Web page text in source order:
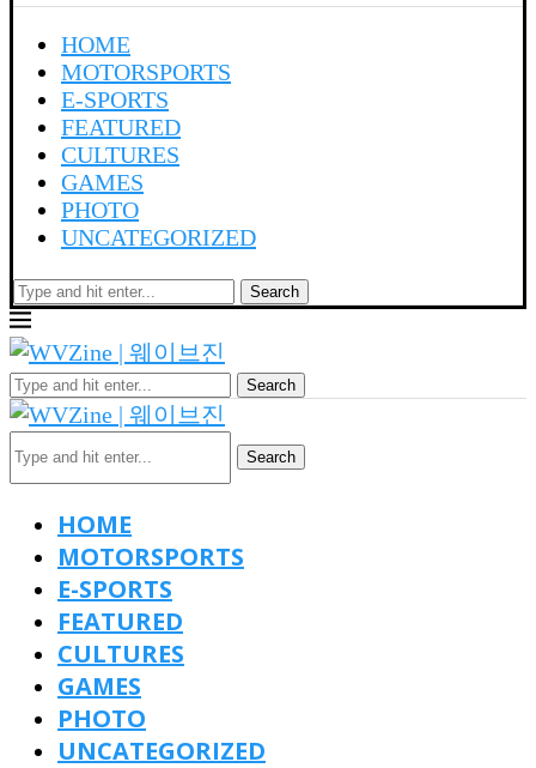
HOME
MOTORSPORTS
E-SPORTS
FEATURED
CULTURES
GAMES
PHOTO
UNCATEGORIZED
Search
Search
Search
HOME
MOTORSPORTS
E-SPORTS
FEATURED
CULTURES
GAMES
PHOTO
UNCATEGORIZED